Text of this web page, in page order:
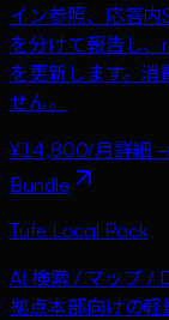
イン参照、応答
を分けて報告し
を更新します。
せん。
¥14,800/月詳細
Bundle
Tufe Local Pack
AI 検索 / マップ /
拠点本部向けの軽